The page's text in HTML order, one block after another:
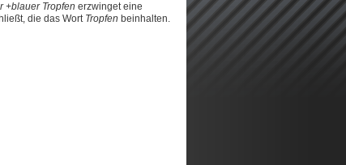
+blauer Tropfen erzwinget eine
die das Wort Tropfen beinhalten.